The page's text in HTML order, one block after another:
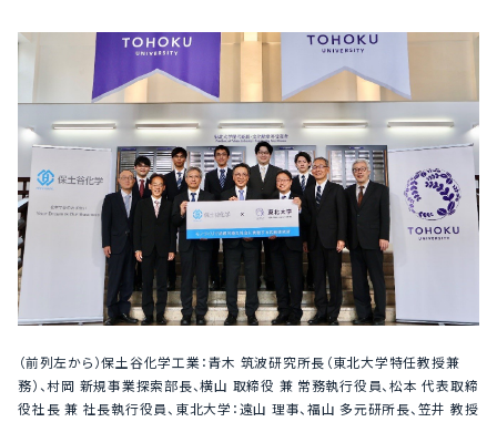
（前列左から）保土谷化学工業：青木 筑波研究所長（東北大学特任教授兼
務）、村岡 新規事業探索部長、横山 取締役 兼 常務執行役員、松本 代表取締
役社長 兼 社長執行役員、東北大学：遠山 理事、福山 多元研所長、笠井 教授